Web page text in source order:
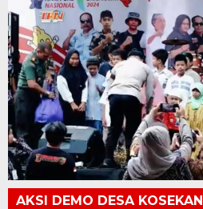
AKSI DEMO DESA KOSEKAN